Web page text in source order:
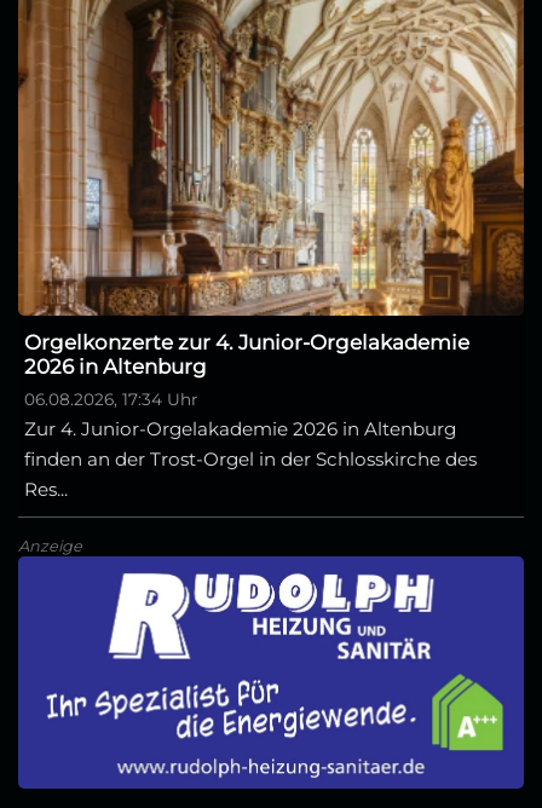
Orgelkonzerte zur 4. Junior-Orgelakademie
2026 in Altenburg
06.08.2026, 17:34 Uhr
Zur 4. Junior-Orgelakademie 2026 in Altenburg
finden an der Trost-Orgel in der Schlosskirche des
Res...
Anzeige